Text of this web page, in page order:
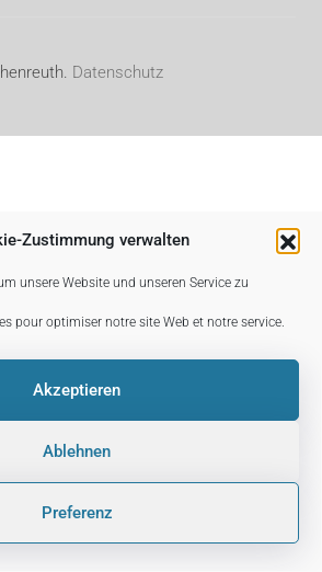
Zustimmung verwalten
unsere Website und unseren Service zu
pour optimiser notre site Web et notre service.
Akzeptieren
Ablehnen
Preferenz
Datenschutz